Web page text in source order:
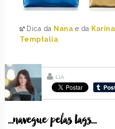
Dica da Nana e da Karina
Temptalia.
LIA
...navegue pelas tags...